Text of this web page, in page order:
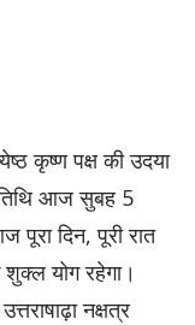
कृष्ण पक्ष की उदया
तिथि आज सुबह 5
दिन, पूरी रात
योग रहेगा।
नक्षत्र